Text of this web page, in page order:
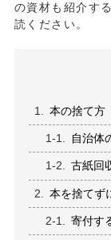
の資材も紹介す
読ください。
本の捨て方
自治体
古紙回
本を捨てず
寄付す